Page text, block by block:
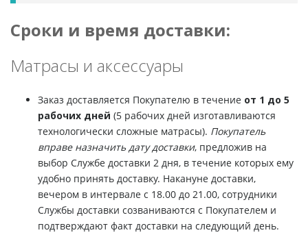
Сроки и время доставки:
Матрасы и аксессуары
Заказ доставляется Покупателю в течение от 1 до 5
рабочих дней (5 рабочих дней изготавливаются
технологически сложные матрасы). Покупатель
вправе назначить дату доставки, предложив на
выбор Службе доставки 2 дня, в течение которых ему
удобно принять доставку. Накануне доставки,
вечером в интервале с 18.00 до 21.00, сотрудники
Службы доставки созваниваются с Покупателем и
подтверждают факт доставки на следующий день.